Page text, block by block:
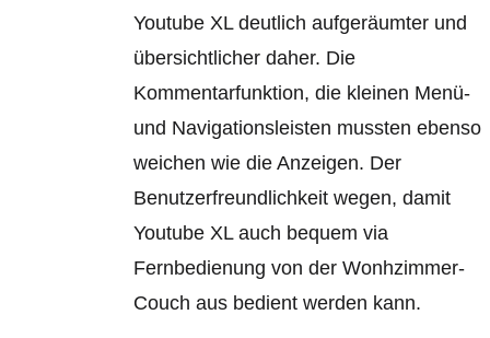
Youtube XL deutlich aufgeräumter und
übersichtlicher daher. Die
Kommentarfunktion, die kleinen Menü-
und Navigationsleisten mussten ebenso
weichen wie die Anzeigen. Der
Benutzerfreundlichkeit wegen, damit
Youtube XL auch bequem via
Fernbedienung von der Wonhzimmer-
Couch aus bedient werden kann.